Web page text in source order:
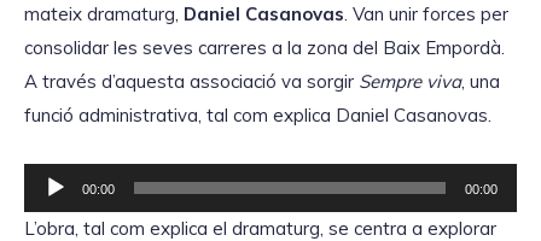
mateix dramaturg, Daniel Casanovas. Van unir forces per
consolidar les seves carreres a la zona del Baix Empordà.
A través d’aquesta associació va sorgir Sempre viva, una
funció administrativa, tal com explica Daniel Casanovas.
e
00:00 00:00
L’obra, tal com explica el dramaturg, se centra a explorar